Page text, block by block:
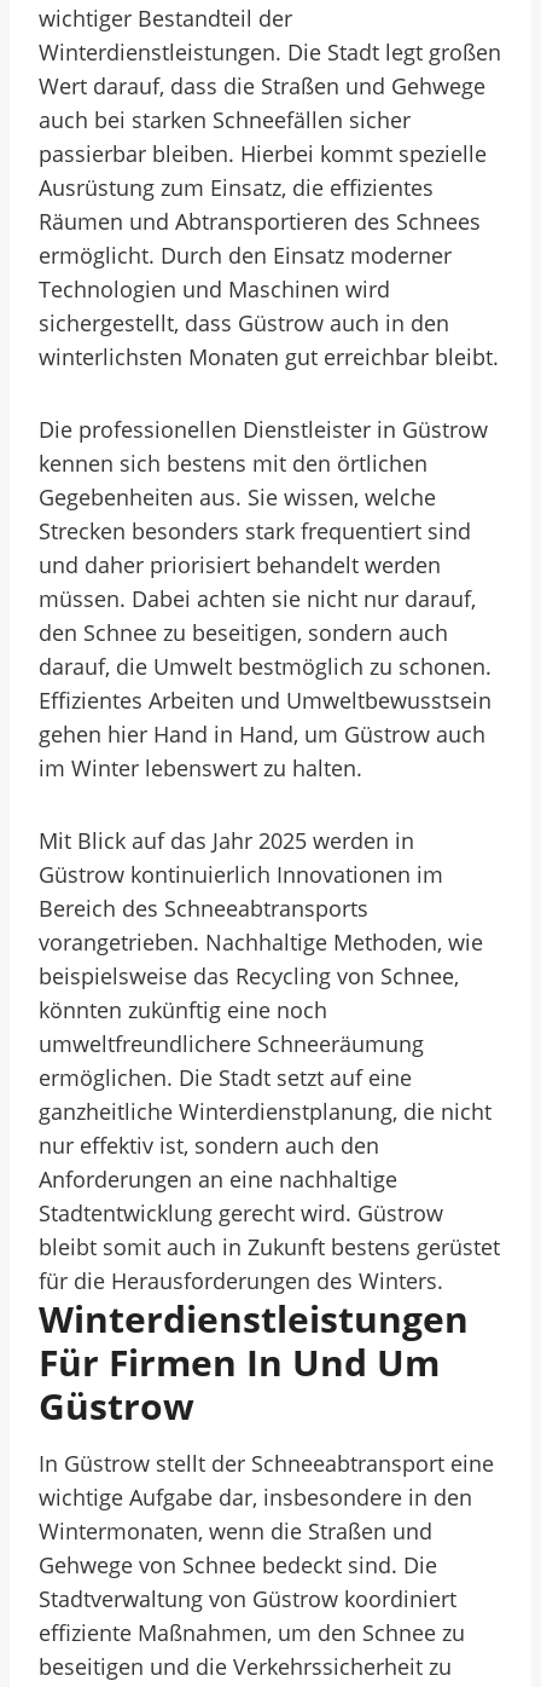
wichtiger Bestandteil der
Winterdienstleistungen. Die Stadt legt großen
Wert darauf, dass die Straßen und Gehwege
auch bei starken Schneefällen sicher
passierbar bleiben. Hierbei kommt spezielle
Ausrüstung zum Einsatz, die effizientes
Räumen und Abtransportieren des Schnees
ermöglicht. Durch den Einsatz moderner
Technologien und Maschinen wird
sichergestellt, dass Güstrow auch in den
winterlichsten Monaten gut erreichbar bleibt.
Die professionellen Dienstleister in Güstrow
kennen sich bestens mit den örtlichen
Gegebenheiten aus. Sie wissen, welche
Strecken besonders stark frequentiert sind
und daher priorisiert behandelt werden
müssen. Dabei achten sie nicht nur darauf,
den Schnee zu beseitigen, sondern auch
darauf, die Umwelt bestmöglich zu schonen.
Effizientes Arbeiten und Umweltbewusstsein
gehen hier Hand in Hand, um Güstrow auch
im Winter lebenswert zu halten.
Mit Blick auf das Jahr 2025 werden in
Güstrow kontinuierlich Innovationen im
Bereich des Schneeabtransports
vorangetrieben. Nachhaltige Methoden, wie
beispielsweise das Recycling von Schnee,
könnten zukünftig eine noch
umweltfreundlichere Schneeräumung
ermöglichen. Die Stadt setzt auf eine
ganzheitliche Winterdienstplanung, die nicht
nur effektiv ist, sondern auch den
Anforderungen an eine nachhaltige
Stadtentwicklung gerecht wird. Güstrow
bleibt somit auch in Zukunft bestens gerüstet
für die Herausforderungen des Winters.
Winterdienstleistungen
Für Firmen In Und Um
Güstrow
In Güstrow stellt der Schneeabtransport eine
wichtige Aufgabe dar, insbesondere in den
Wintermonaten, wenn die Straßen und
Gehwege von Schnee bedeckt sind. Die
Stadtverwaltung von Güstrow koordiniert
effiziente Maßnahmen, um den Schnee zu
beseitigen und die Verkehrssicherheit zu